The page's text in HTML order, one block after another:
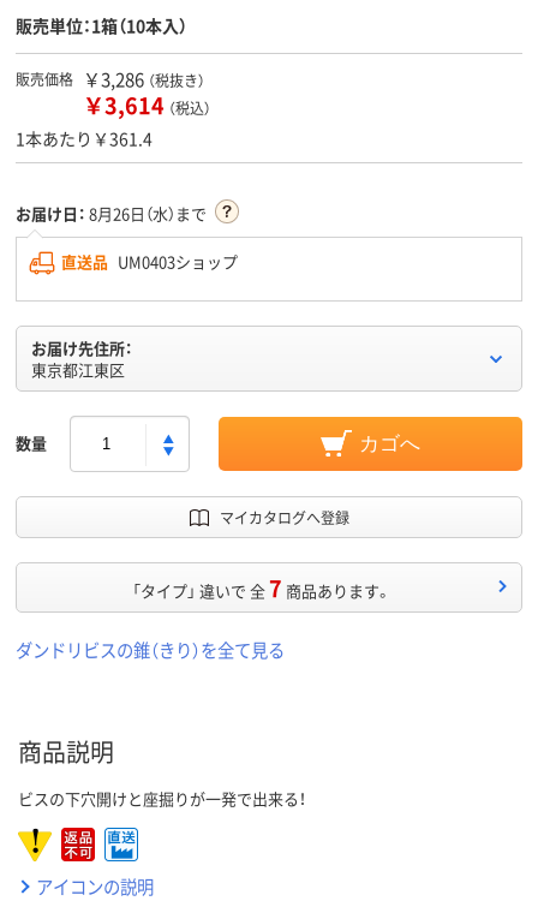
販売単位：1箱（10本入）
販売価格 ￥3,286 （税抜き）
￥3,614 （税込）
1本あたり￥361.4
お届け日： 8月26日（水）まで
直送品 UM0403ショップ
お届け先住所：
東京都江東区
数量 カゴへ
マイカタログへ登録
「タイプ」 違いで 全7 商品あります。
ダンドリビスの錐（きり）を全て見る
商品説明
ビスの下穴開けと座掘りが一発で出来る！
アイコンの説明